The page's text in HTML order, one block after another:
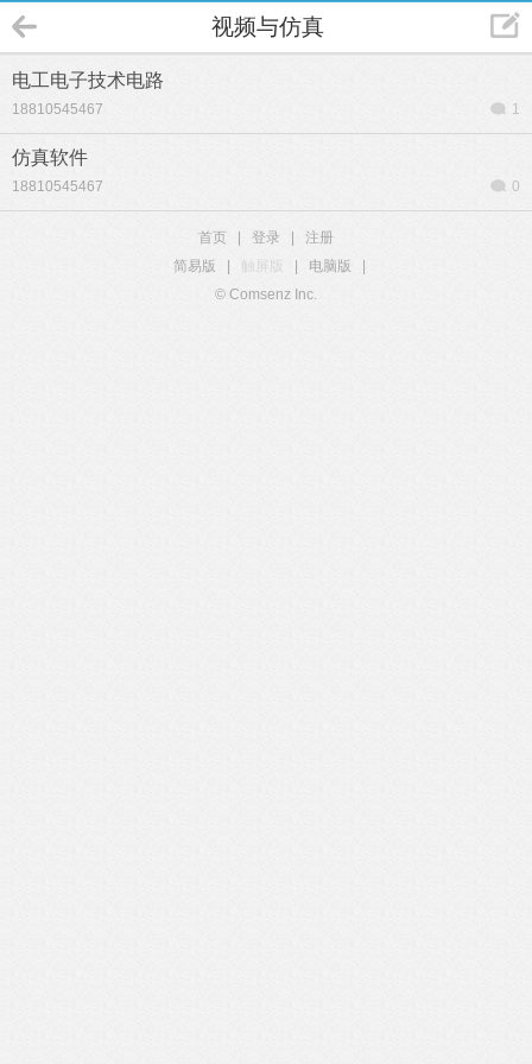
视频与仿真
电工电子技术电路
18810545467 1
仿真软件
18810545467 0
首页 登录
注册
简易版
触屏版 电脑版
© Comsenz Inc.